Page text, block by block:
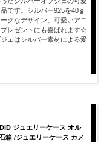
です。シルバー925を40ｇ
クなデザイン。可愛いアニ
レゼントにも喜ばれます☆
ェはシルバー素材による愛
ジュエリーケース オル
箱 /ジュエリーケース カメ